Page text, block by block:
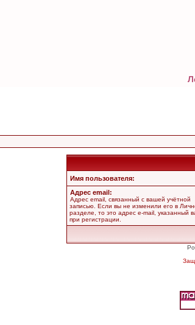
Имя пользователя:
Адрес email:
Адрес email, связанный с вашей учётной
записью. Если вы не изменили его в
разделе, то это адрес e-mail, указанный
при регистрации.